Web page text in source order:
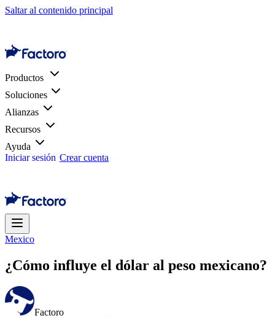
Saltar al contenido principal
Productos
Soluciones
Alianzas
Recursos
Ayuda
Iniciar sesión Crear cuenta
Mexico
¿Cómo influye el dólar al peso mexicano?
Factoro